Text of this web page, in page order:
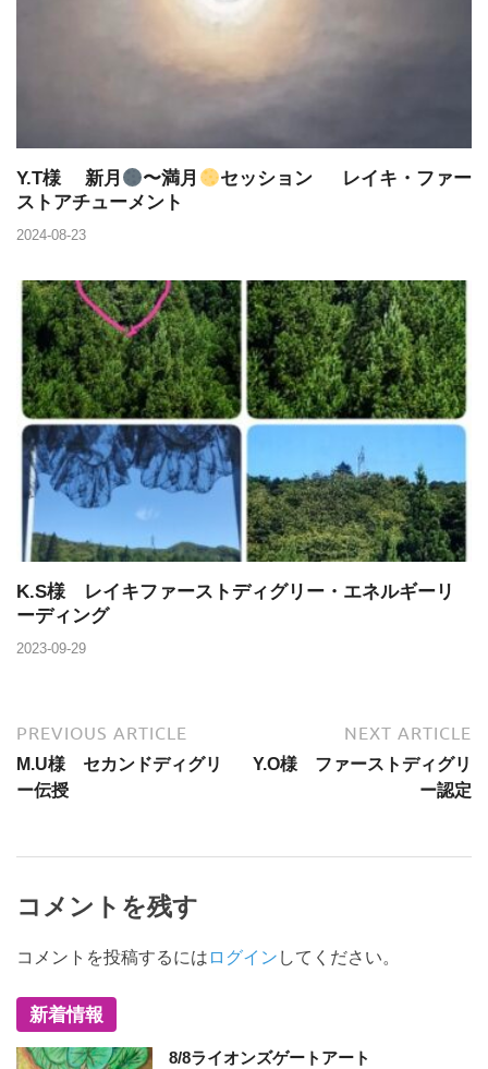
Y.T様 新月 〜満月
セッション レイキ・ファー
ストアチューメント
2024-08-23
K.S様 レイキファーストディグリー・エネルギーリ
ーディング
2023-09-29
PREVIOUS ARTICLE
M.U様 セカンドディグリ
ー伝授
NEXT ARTICLE
Y.O様 ファーストディグリ
ー認定
コメントを残す
コメントを投稿するには ログイン してください。
新着情報
8/8ライオンズゲートアート